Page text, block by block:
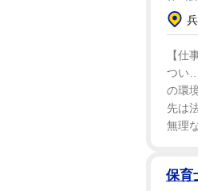
【仕
つい
の環
先は
無理
保育